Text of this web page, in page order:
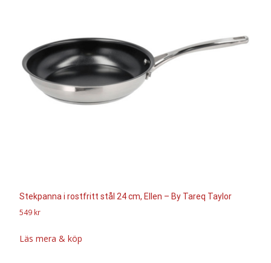
Stekpanna i rostfritt stål 24 cm, Ellen – By Tareq Taylor
549 kr
Läs mera & köp